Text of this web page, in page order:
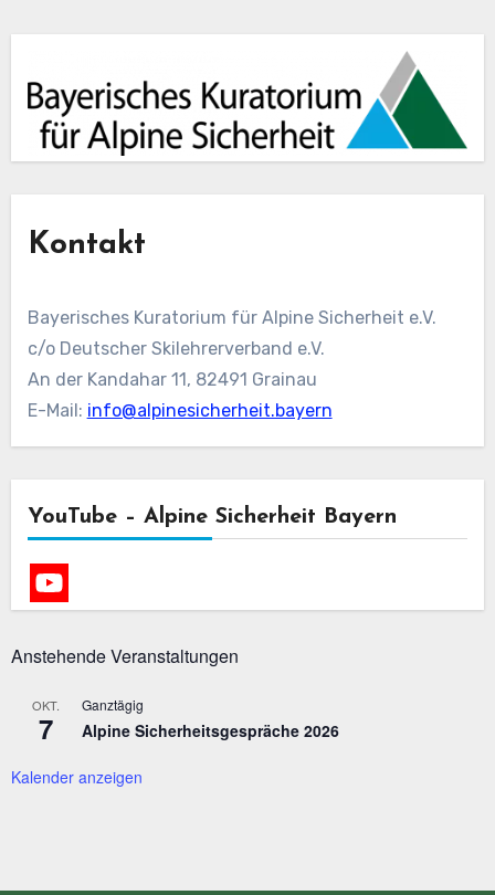
Kontakt
Bayerisches Kuratorium für Alpine Sicherheit e.V.
c/o Deutscher Skilehrerverband e.V.
An der Kandahar 11, 82491 Grainau
E-Mail: info@alpinesicherheit.bayern
YouTube – Alpine Sicherheit Bayern
Anstehende Veranstaltungen
OKT.
7
Ganztägig
Alpine Sicherheitsgespräche 2026
Kalender anzeigen